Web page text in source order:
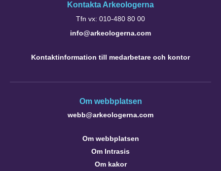
Kontakta Arkeologerna
Tfn vx: 010-480 80 00
info@arkeologerna.com
Kontaktinformation till medarbetare och kontor
Om webbplatsen
webb@arkeologerna.com
Om webbplatsen
Om Intrasis
Om kakor